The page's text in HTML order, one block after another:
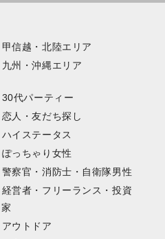
甲信越・北陸エリア
九州・沖縄エリア
30代パーティー
恋人・友だち探し
ハイステータス
ぽっちゃり女性
警察官・消防士・自衛隊男性
経営者・フリーランス・投資
家
アウトドア